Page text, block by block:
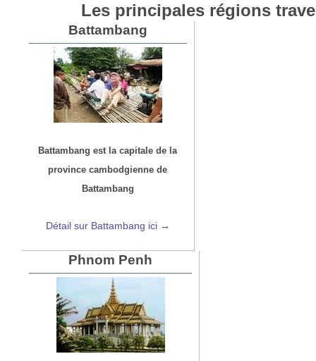
Les principales régions
Battambang
Battambang est la capitale de la
province cambodgienne de
Battambang
Détail sur Battambang ici →
Phnom Penh